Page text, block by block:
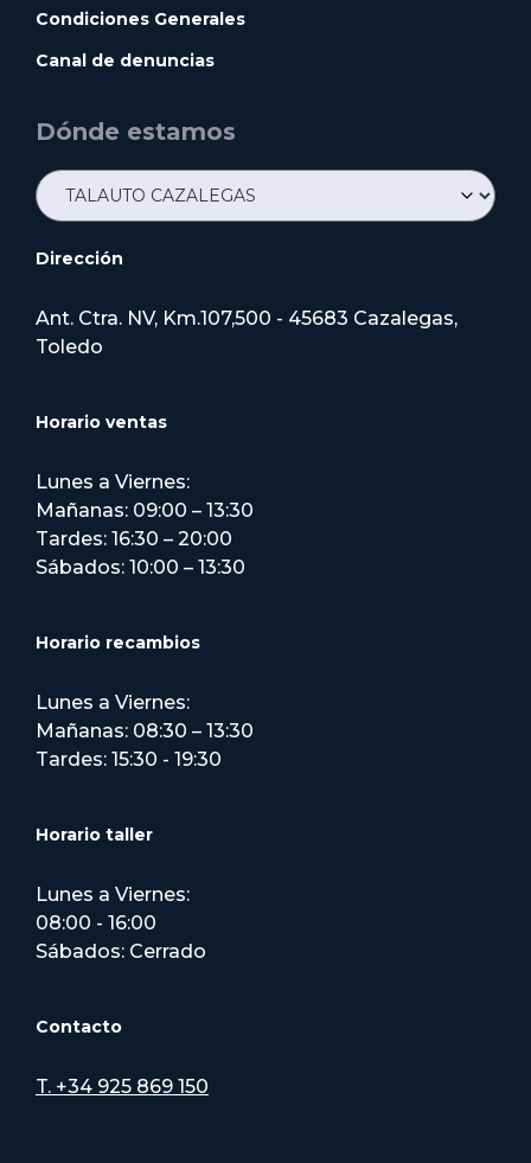
Condiciones Generales
Canal de denuncias
Dónde estamos
Dirección
Ant. Ctra. NV, Km.107,500 - 45683 Cazalegas,
Toledo
Horario ventas
Lunes a Viernes:
Mañanas: 09:00 – 13:30
Tardes: 16:30 – 20:00
Sábados: 10:00 – 13:30
Horario recambios
Lunes a Viernes:
Mañanas: 08:30 – 13:30
Tardes: 15:30 - 19:30
Horario taller
Lunes a Viernes:
08:00 - 16:00
Sábados: Cerrado
Contacto
T. +34 925 869 150